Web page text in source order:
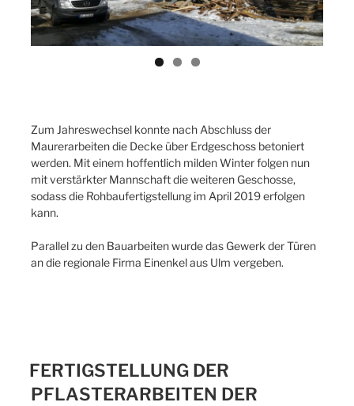
Zum Jahreswechsel konnte nach Abschluss der
Maurerarbeiten die Decke über Erdgeschoss betoniert
werden. Mit einem hoffentlich milden Winter folgen nun
mit verstärkter Mannschaft die weiteren Geschosse,
sodass die Rohbaufertigstellung im April 2019 erfolgen
kann.
Parallel zu den Bauarbeiten wurde das Gewerk der Türen
an die regionale Firma Einenkel aus Ulm vergeben.
FERTIGSTELLUNG DER
PFLASTERARBEITEN DER